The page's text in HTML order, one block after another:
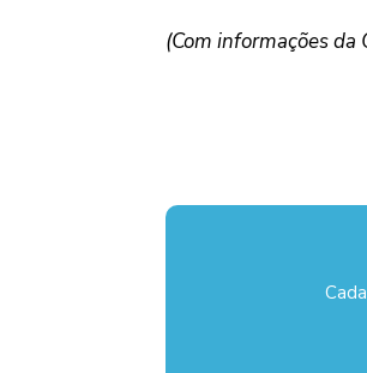
(Com informações da